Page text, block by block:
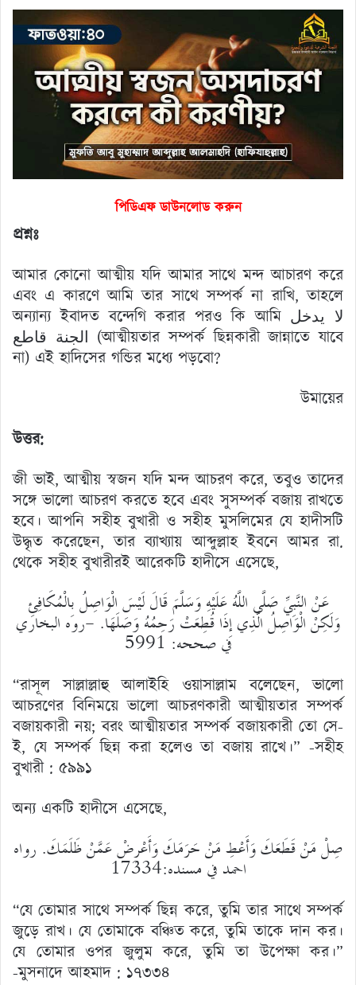
পিডিএফ ডাউনলোড করুন
প্রশ্নঃ
আমার কোনো আত্মীয় যদি আমার সাথে মন্দ আচারণ করে
এবং এ কারণে আমি তার সাথে সম্পর্ক না রাখি, তাহলে
অন্যান্য ইবাদত বন্দেগি করার পরও কি আমি لا يدخل
الجنة قاطع (আত্মীয়তার সম্পর্ক ছিন্নকারী জান্নাতে যাবে
না) এই হাদিসের গন্ডির মধ্যে পড়বো?
উমায়ের
উত্তর:
জী ভাই, আত্মীয় স্বজন যদি মন্দ আচরণ করে, তবুও তাদের
সঙ্গে ভালো আচরণ করতে হবে এবং সুসম্পর্ক বজায় রাখতে
হবে। আপনি সহীহ বুখারী ও সহীহ মুসলিমের যে হাদীসটি
উদ্ধৃত করেছেন, তার ব্যাখ্যায় আব্দুল্লাহ ইবনে আমর রা.
থেকে সহীহ বুখারীরই আরেকটি হাদীসে এসেছে,
عَنْ النَّبِيِّ صَلَّى اللَّهُ عَلَيْهِ وَسَلَّمَ قَالَ لَيْسَ الْوَاصِلُ بِالْمُكَافِئِ
وَلَكِنْ الْوَاصِلُ الَّذِي إِذَا قُطِعَتْ رَحِمُهُ وَصَلَهَا. -روه البخاري
في صححه: 5991
“রাসূল সাল্লাল্লাহু আলাইহি ওয়াসাল্লাম বলেছেন, ভালো
আচরণের বিনিময়ে ভালো আচরণকারী আত্মীয়তার সম্পর্ক
বজায়কারী নয়; বরং আত্মীয়তার সম্পর্ক বজায়কারী তো সে-
ই, যে সম্পর্ক ছিন্ন করা হলেও তা বজায় রাখে।” -সহীহ
বুখারী : ৫৯৯১
অন্য একটি হাদীসে এসেছে,
صِلْ مَنْ قَطَعَكَ وَأَعْطِ مَنْ حَرَمَكَ وَأَعْرِضْ عَمَّنْ ظَلَمَكَ. رواه
احمد في مسنده:17334
“যে তোমার সাথে সম্পর্ক ছিন্ন করে, তুমি তার সাথে সম্পর্ক
জুড়ে রাখ। যে তোমাকে বঞ্চিত করে, তুমি তাকে দান কর।
যে তোমার ওপর জুলুম করে, তুমি তা উপেক্ষা কর।”
-মুসনাদে আহমাদ : ১৭৩৩৪